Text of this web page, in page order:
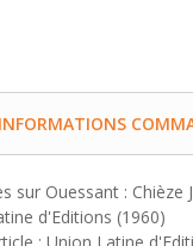
INFORMATIONS
sur Ouessant : Chièze
d'Editions (1960)